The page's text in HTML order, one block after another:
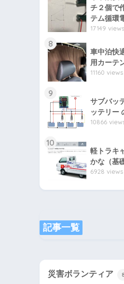
チ２個で
テム循環
17149 views
8
車中泊快
用カーテ
11160 views
9
サブバッ
ッテリー
10866
10
軽トラキ
かな（基
6928 views
記事一覧
災害ボランティア 8